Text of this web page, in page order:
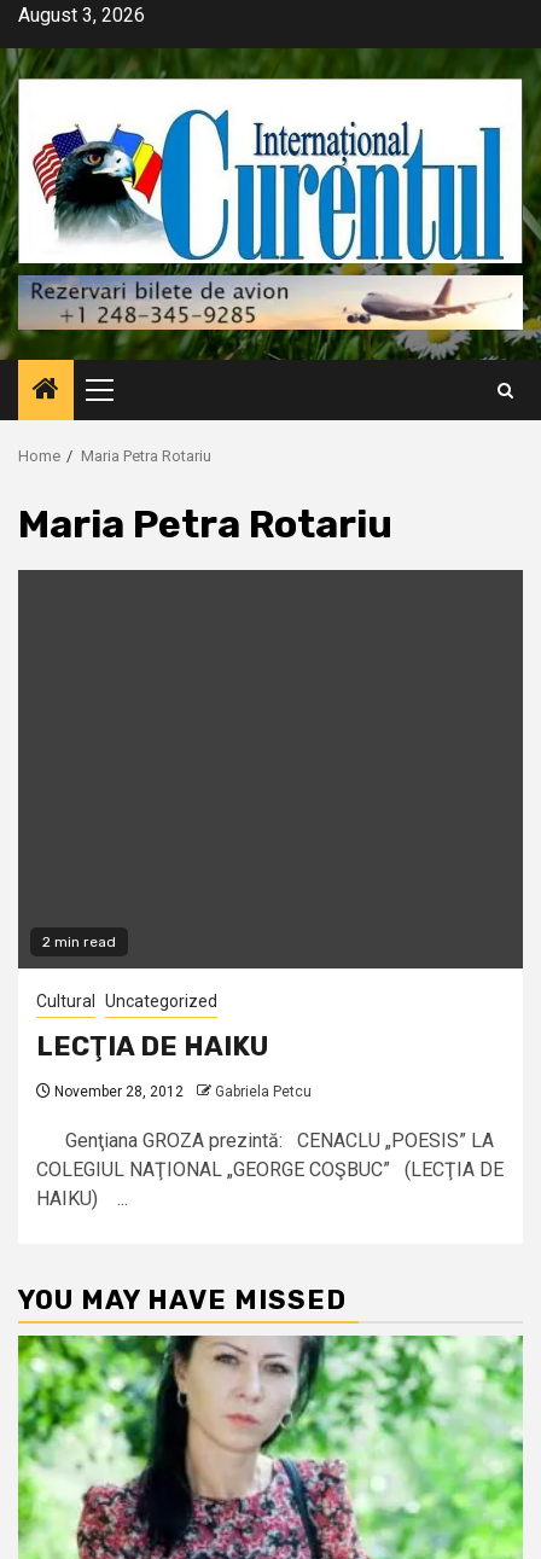
Skip
content
August 3, 2026
Primary
Menu
Home Maria Petra Rotariu
Maria Petra Rotariu
2 min read
Cultural Uncategorized
LECŢIA DE HAIKU
November 28, 2012 Gabriela Petcu
Genţiana GROZA prezintă: CENACLU „POESIS” LA
COLEGIUL NAŢIONAL „GEORGE COŞBUC” (LECŢIA DE
HAIKU) ...
YOU MAY HAVE MISSED